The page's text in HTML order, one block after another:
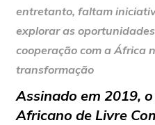
entretanto, faltam
explorar as
cooperação com a África
transformação
Assinado em 2019,
Africano de Livre